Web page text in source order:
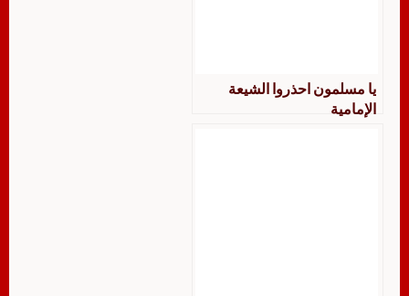
يا مسلمون احذروا الشيعة
الإمامية